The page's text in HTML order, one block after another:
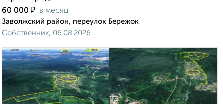
60 000 ₽ в месяц
Заволжский район, переулок Бережок
Собственник, 06.08.2026